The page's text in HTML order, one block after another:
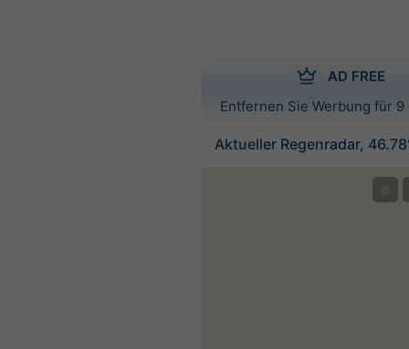
AD FREE
Entfernen Sie Werbung für
Aktueller Regenradar,
©